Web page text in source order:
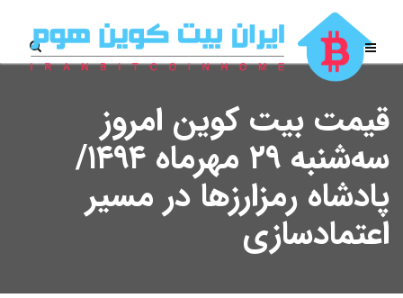
قیمت بیت کوین امروز
سه‌شنبه ۲۹ مهرماه ۱۴۹۴/
پادشاه رمزارزها در مسیر
اعتمادسازی